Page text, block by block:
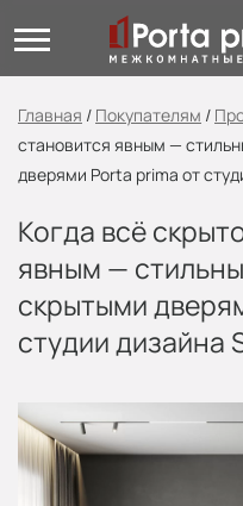
Главная / Покупателям /
становится явным —
дверями Porta prima от
Когда всё
явным —
скрытыми
студии дизайна